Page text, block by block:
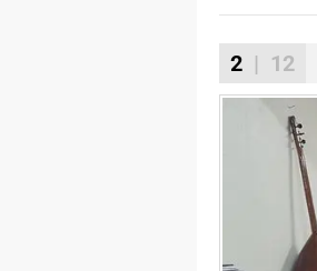
2 | 12